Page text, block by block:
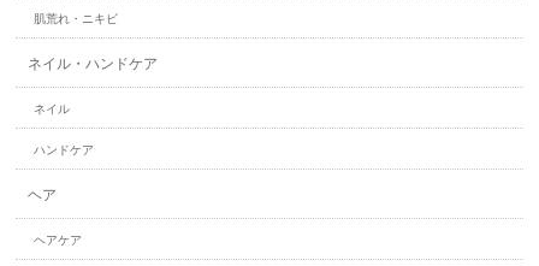
肌荒れ・ニキビ
ネイル・ハンドケア
ネイル
ハンドケア
ヘア
ヘアケア